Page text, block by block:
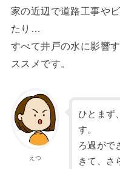
家の近辺で道路工事や
たり…
すべて井戸の水に影響
ススメです。
えつ
ひとまず
す。
ろ過がで
きて、さ